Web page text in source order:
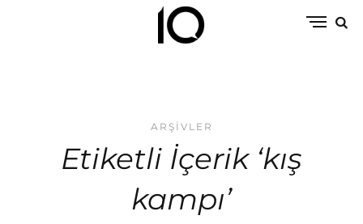
ARŞIVLER
Etiketli İçerik ‘kış
kampı’